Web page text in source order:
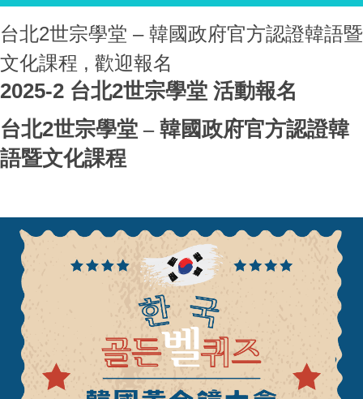
台北2世宗學堂 – 韓國政府官方認證韓語暨
文化課程 , 歡迎報名
2025-2 台北2世宗學堂 活動報名
台北2世宗學堂 – 韓國政府官方認證韓
語暨文化課程